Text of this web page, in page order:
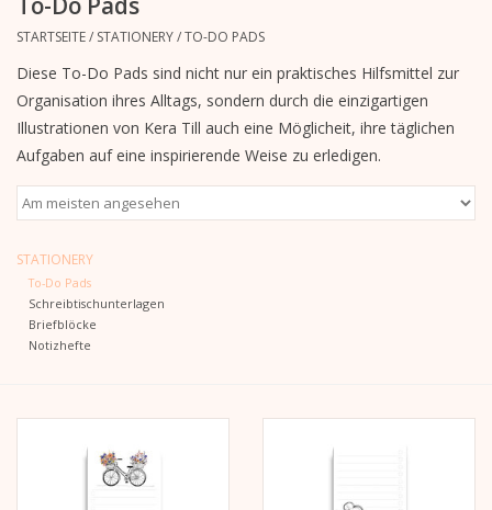
Grußkarten
Accessoires
Kalender
STARTSEITE/ STATIONERY/TO-DO PADS
Diese To-Do Pads sind nicht nur ein praktisches Hilfsmittel zur
Organisation ihres Alltags, sondern durch die einzigartigen
Illustrationen von Kera Till auch eine Möglicheit, ihre täglichen
Aufgaben auf eine inspirierende Weise zu erledigen.
STATIONERY
To-Do Pads
Schreibtischunterlagen
Briefblöcke
Notizhefte